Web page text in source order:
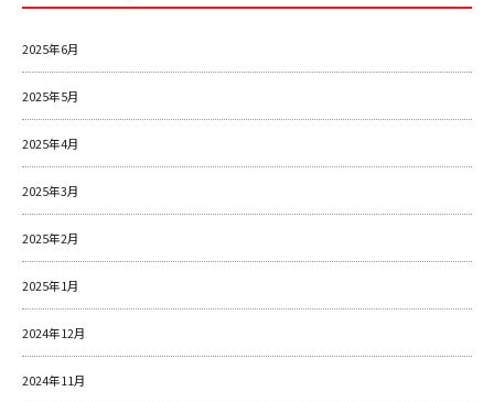
2025年6月
2025年5月
2025年4月
2025年3月
2025年2月
2025年1月
2024年12月
2024年11月